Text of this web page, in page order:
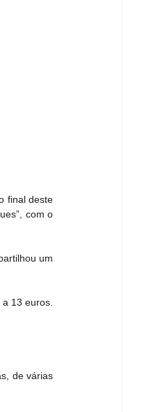
final deste
com o
um
13 euros.
de várias